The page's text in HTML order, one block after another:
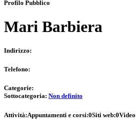
Profilo Pubblico
Mari Barbiera
Indirizzo:
Telefono:
Categorie:
Sottocategoria: Non definito
Attività:Appuntamenti e corsi:0Siti web:0